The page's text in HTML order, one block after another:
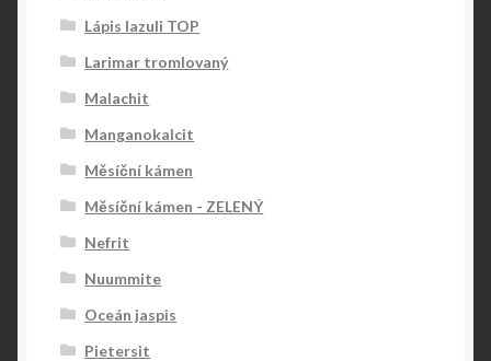
Lápis lazuli TOP
Larimar tromlovaný
Malachit
Manganokalcit
Měsíční kámen
Měsíční kámen - ZELENÝ
Nefrit
Nuummite
Oceán jaspis
Pietersit